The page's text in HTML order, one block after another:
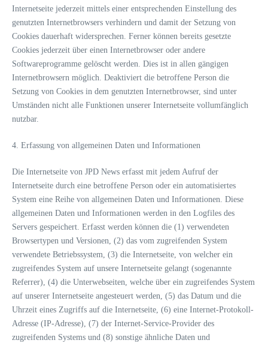
Internetseite jederzeit mittels einer entsprechenden Einstellung des
genutzten Internetbrowsers verhindern und damit der Setzung von
Cookies dauerhaft widersprechen. Ferner können bereits gesetzte
Cookies jederzeit über einen Internetbrowser oder andere
Softwareprogramme gelöscht werden. Dies ist in allen gängigen
Internetbrowsern möglich. Deaktiviert die betroffene Person die
Setzung von Cookies in dem genutzten Internetbrowser, sind unter
Umständen nicht alle Funktionen unserer Internetseite vollumfänglich
nutzbar.
4. Erfassung von allgemeinen Daten und Informationen
Die Internetseite von JPD News erfasst mit jedem Aufruf der
Internetseite durch eine betroffene Person oder ein automatisiertes
System eine Reihe von allgemeinen Daten und Informationen. Diese
allgemeinen Daten und Informationen werden in den Logfiles des
Servers gespeichert. Erfasst werden können die (1) verwendeten
Browsertypen und Versionen, (2) das vom zugreifenden System
verwendete Betriebssystem, (3) die Internetseite, von welcher ein
zugreifendes System auf unsere Internetseite gelangt (sogenannte
Referrer), (4) die Unterwebseiten, welche über ein zugreifendes System
auf unserer Internetseite angesteuert werden, (5) das Datum und die
Uhrzeit eines Zugriffs auf die Internetseite, (6) eine Internet-Protokoll-
Adresse (IP-Adresse), (7) der Internet-Service-Provider des
zugreifenden Systems und (8) sonstige ähnliche Daten und